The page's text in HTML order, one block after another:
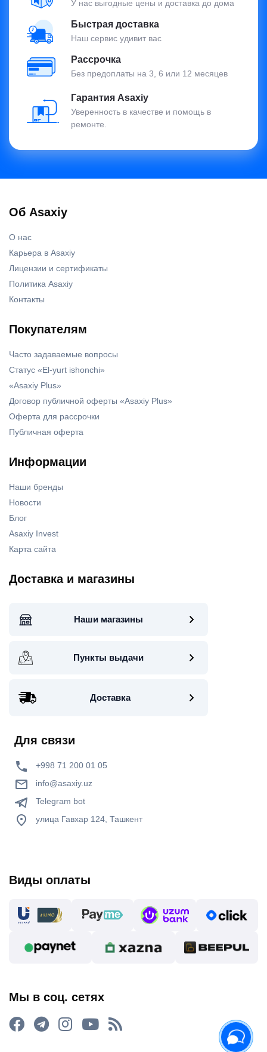
У нас выгодные цены и доставка до дома
Быстрая доставка
Наш сервис удивит вас
Рассрочка
Без предоплаты на 3, 6 или 12 месяцев
Гарантия Asaxiy
Уверенность в качестве и помощь в
ремонте.
Об Asaxiy
О нас
Карьера в Asaxiy
Лицензии и сертификаты
Политика Asaxiy
Контакты
Покупателям
Часто задаваемые вопросы
Статус «El-yurt ishonchi»
«Asaxiy Plus»
Договор публичной оферты «Asaxiy Plus»
Оферта для рассрочки
Публичная оферта
Информации
Наши бренды
Новости
Блог
Asaxiy Invest
Карта сайта
Доставка и магазины
Наши магазины
Пункты выдачи
Доставка
Для связи
+998 71 200 01 05
info@asaxiy.uz
Telegram bot
улица Гавхар 124, Ташкент
Виды оплаты
Мы в соц. сетях